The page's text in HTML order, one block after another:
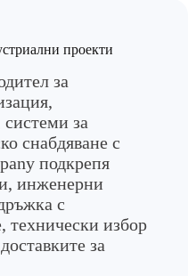
проекти
за
системи за
снабдяване с
подкрепя
инженерни
с
технически избор
за